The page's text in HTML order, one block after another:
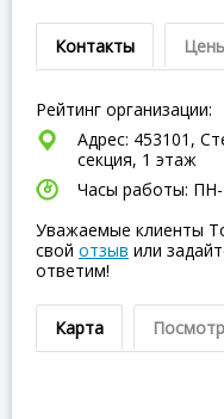
Контакты
Рейтинг организации:
Адрес: 453101,
секция, 1 этаж
Часы работы: ПН-
Уважаемые клиенты
свой отзыв или
ответим!
Карта